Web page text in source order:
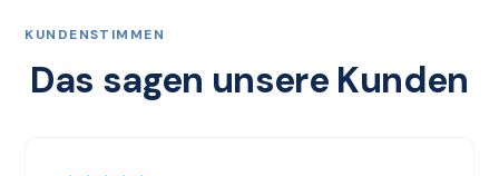
KUNDENSTIMMEN
Das sagen unsere Kunden